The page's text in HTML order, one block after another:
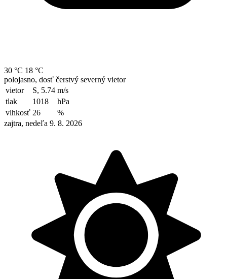
30 °C 18 °C
polojasno, dosť čerstvý severný vietor
vietor
S, 5.74 m/s
tlak
1018
hPa
vlhkosť 26
%
zajtra, nedeľa 9. 8. 2026